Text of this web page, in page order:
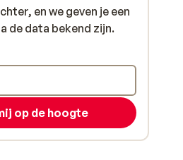
en we geven je een
de data bekend zijn.
op de hoogte